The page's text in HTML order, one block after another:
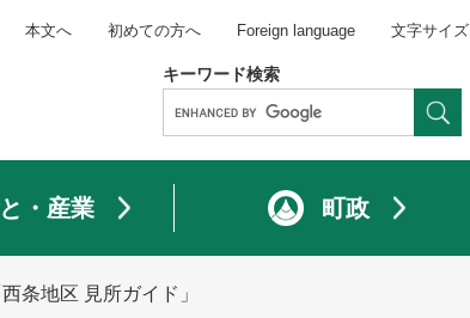
本文へ 初めての方へ Foreign language 文字サイズ
キーワード検索
・産業 町政
西条地区 見所ガイド」